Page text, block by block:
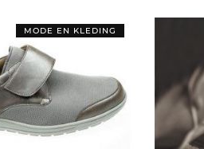
MODE EN KLEDING